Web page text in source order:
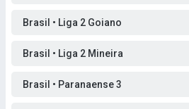
Brasil • Liga 2 Goiano
Brasil • Liga 2 Mineira
Brasil • Paranaense 3